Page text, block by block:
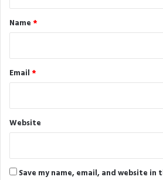
*
Name *
Email *
Website
Save my name, email, and website